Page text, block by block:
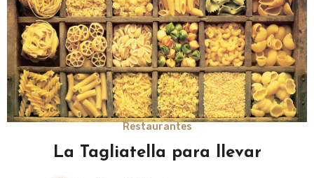
Restaurantes
La Tagliatella para llevar